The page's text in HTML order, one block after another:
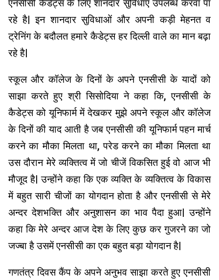
एनसीसी कैडेट्स के लिए शानदार सुविधाएँ उपलब्ध करवा पा
रहे है| इन शानदार सुविधाओं और अपनी कड़ी मेहनत व
ट्रेनिंग के बदौलत हमारे कैडेट्स हर दिल्ली वाले का मान बढ़ा
रहे है|
स्कूल और कॉलेज के दिनों के अपने एनसीसी के यादों को
साझा करते हुए श्री सिसोदिया ने कहा कि, एनसीसी के
कैडेट्स को यूनिफार्म में देखकर मुझे अपने स्कूल और कॉलेज
के दिनों की याद आती है जब एनसीसी की यूनिफार्म पहन मार्च
करने का मौका मिलता था, परेड करने का मौका मिलता था
उस दौरान मेरे व्यक्तित्व में जो चीजें विकसित हुई वो आज भी
मौजूद है| उन्होंने कहा कि एक व्यक्ति के व्यक्तित्व के विकास
में बहुत सारी चीजों का योगदान होता है और एनसीसी से मेरे
अन्दर देशभक्ति और अनुशासन का भाव पैदा हुआ| उन्होंने
कहा कि मेरे अन्दर आज देश के लिए कुछ कर गुजरने का जो
जज्बा है उसमें एनसीसी का एक बहुत बड़ा योगदान है|
गणतंत्र दिवस कैंप के अपने अनुभव साझा करते हुए एनसीसी